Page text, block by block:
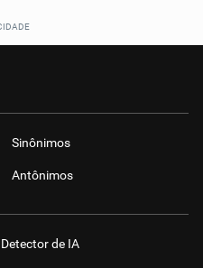
Sinônimos
Antônimos
Detector de IA